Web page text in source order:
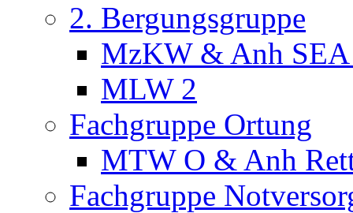
2. Bergungsgruppe
MzKW & Anh
MLW 2
Fachgruppe Ortung
MTW O & Anh
Fachgruppe